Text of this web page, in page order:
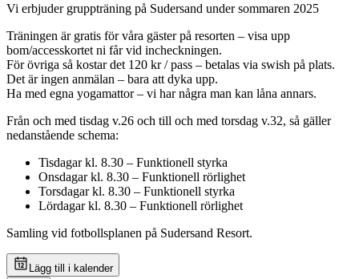
Vi erbjuder gruppträning på Sudersand under sommaren 2025
Träningen är gratis för våra gäster på resorten – visa upp
bom/accesskortet ni får vid incheckningen.
För övriga så kostar det 120 kr / pass – betalas via swish på plats.
Det är ingen anmälan – bara att dyka upp.
Ha med egna yogamattor – vi har några man kan låna annars.
Från och med tisdag v.26 och till och med torsdag v.32, så gäller
nedanstående schema:
Tisdagar kl. 8.30 – Funktionell styrka
Onsdagar kl. 8.30 – Funktionell rörlighet
Torsdagar kl. 8.30 – Funktionell styrka
Lördagar kl. 8.30 – Funktionell rörlighet
Samling vid fotbollsplanen på Sudersand Resort.
Lägg till i kalender